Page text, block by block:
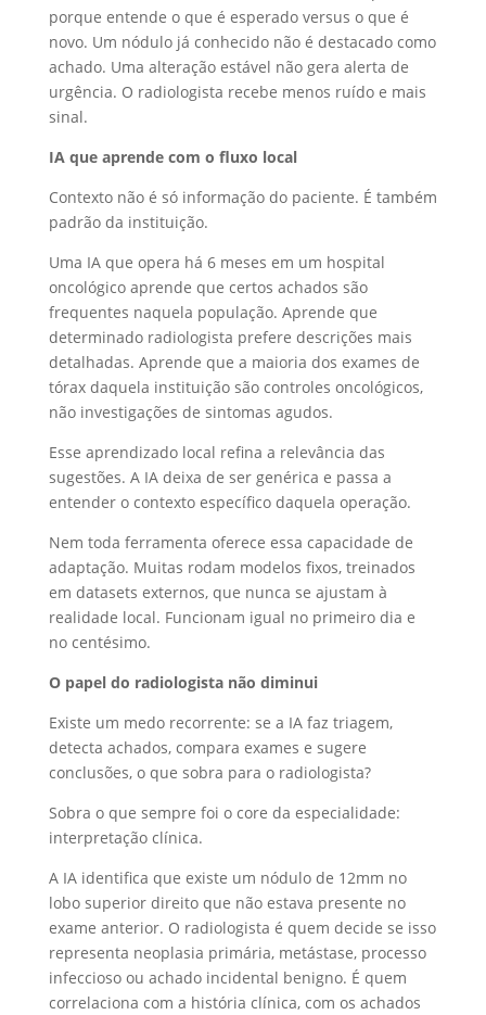
porque entende o que é esperado versus o que é
novo. Um nódulo já conhecido não é destacado como
achado. Uma alteração estável não gera alerta de
urgência. O radiologista recebe menos ruído e mais
sinal.
IA que aprende com o fluxo local
Contexto não é só informação do paciente. É também
padrão da instituição.
Uma IA que opera há 6 meses em um hospital
oncológico aprende que certos achados são
frequentes naquela população. Aprende que
determinado radiologista prefere descrições mais
detalhadas. Aprende que a maioria dos exames de
tórax daquela instituição são controles oncológicos,
não investigações de sintomas agudos.
Esse aprendizado local refina a relevância das
sugestões. A IA deixa de ser genérica e passa a
entender o contexto específico daquela operação.
Nem toda ferramenta oferece essa capacidade de
adaptação. Muitas rodam modelos fixos, treinados
em datasets externos, que nunca se ajustam à
realidade local. Funcionam igual no primeiro dia e
no centésimo.
O papel do radiologista não diminui
Existe um medo recorrente: se a IA faz triagem,
detecta achados, compara exames e sugere
conclusões, o que sobra para o radiologista?
Sobra o que sempre foi o core da especialidade:
interpretação clínica.
A IA identifica que existe um nódulo de 12mm no
lobo superior direito que não estava presente no
exame anterior. O radiologista é quem decide se isso
representa neoplasia primária, metástase, processo
infeccioso ou achado incidental benigno. É quem
correlaciona com a história clínica, com os achados